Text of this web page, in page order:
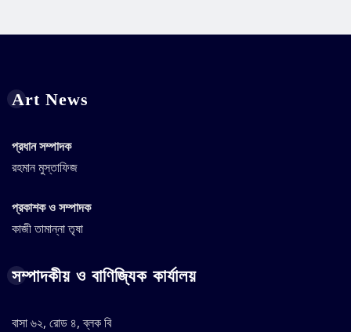
Art News
প্রধান সম্পাদক
রহমান মুস্তাফিজ
প্রকাশক ও সম্পাদক
কাজী তামান্না তৃষা
সম্পাদকীয় ও বাণিজ্যিক কার্যালয়
বাসা ৬২, রোড ৪, ব্লক বি